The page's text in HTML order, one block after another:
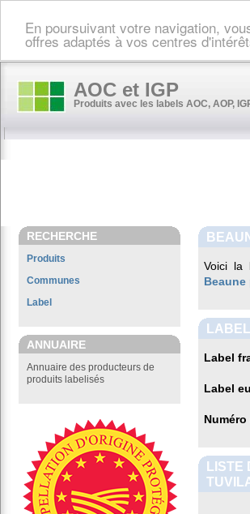
En poursuivant votre navigation,
offres adaptés à vos centres
AOC et IGP
Produits avec les labels AOC, AOP,
RECHERCHE
Produits
Communes
Label
ANNUAIRE
Annuaire des producteurs de
produits labelisés
Voici la
Label
Label
LISTE